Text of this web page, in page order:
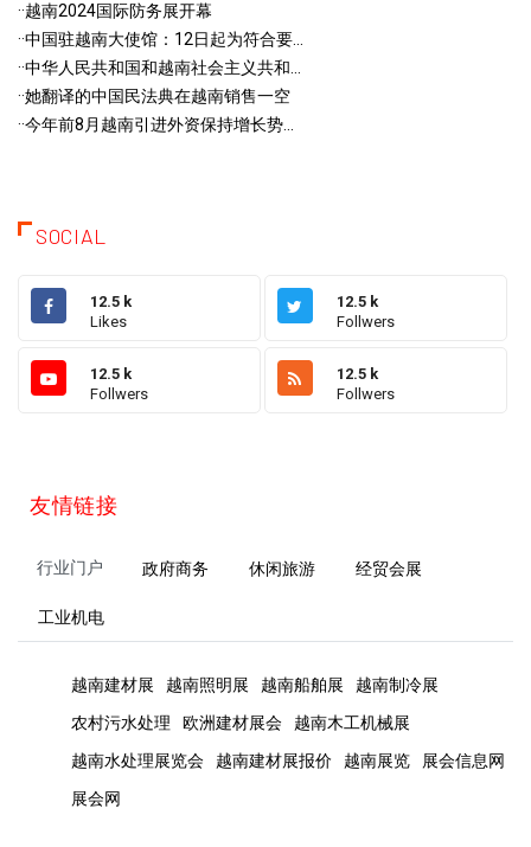
··越南2024国际防务展开幕
··中国驻越南大使馆：12日起为符合要...
··中华人民共和国和越南社会主义共和...
··她翻译的中国民法典在越南销售一空
··今年前8月越南引进外资保持增长势...
SOCIAL
12.5 k
Likes
12.5 k
Follwers
12.5 k
Follwers
12.5 k
Follwers
友情链接
行业门户 政府商务 休闲旅游 经贸会展
工业机电
越南建材展 越南照明展 越南船舶展
越南制冷展
农村污水处理
欧洲建材展会
越南木工机械展
越南水处理展览会
越南建材展报价 越南展览
展会信息网
展会网